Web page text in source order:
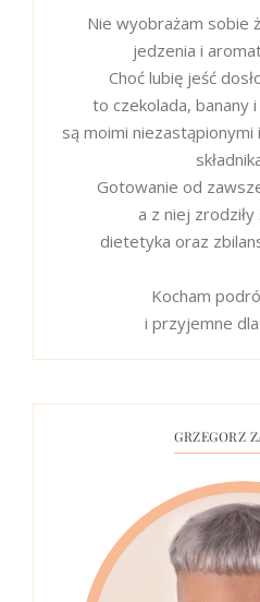
Nie wyobrażam sobie
jedzenia i
Choć lubię jeść
to czekolada, banany
są moimi niezastąpionymi
Gotowanie od
a z niej
dietetyka oraz
Kocham
i przyjemne dla
GRZEGORZ